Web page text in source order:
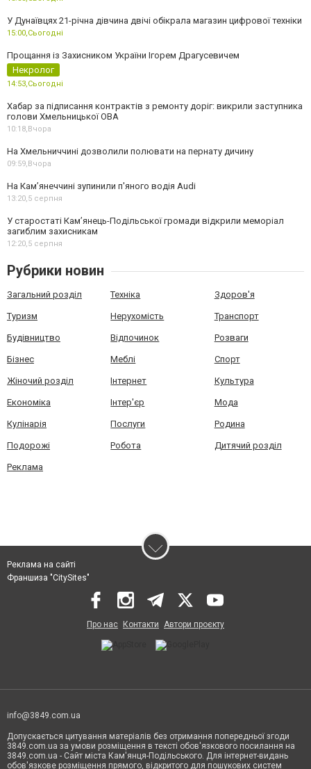
У Дунаївцях 21-річна дівчина двічі обікрала магазин цифрової техніки
15:00,Сьогодні
Прощання із Захисником України Ігорем Драгусевичем
Некролог
14:53,Сьогодні
Хабар за підписання контрактів з ремонту доріг: викрили заступника
голови Хмельницької ОВА
10:18,Вчора
На Хмельниччині дозволили полювати на пернату дичину
09:59,Вчора
На Камʼянеччині зупинили п'яного водія Audi
13:20,5 серпня
У старостаті Кам’янець-Подільської громади відкрили меморіал
загиблим захисникам
12:20,5 серпня
Рубрики новин
Загальний розділ Техніка Здоров'я
Туризм Нерухомість Транспорт
Будівництво Відпочинок Розваги
Бізнес Меблі Спорт
Жіночий розділ Інтернет Культура
Економіка Інтер'єр Мода
Кулінарія Послуги Родина
Подорожі Робота Дитячий розділ
Реклама
Реклама на сайті
Франшиза "CitySites"
Про нас Контакти Автори проєкту
info@3849.com.ua
Допускається цитування матеріалів без отримання попередньої згоди
3849.com.ua за умови розміщення в тексті обов'язкового посилання на
3849.com.ua - Сайт міста Кам'янця-Подільського. Для інтернет-видань
обов'язкове розміщення прямого, відкритого для пошукових систем